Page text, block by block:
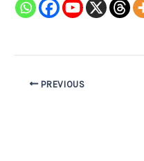
PREVIOUS